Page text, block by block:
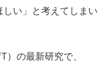
い」と考えてしまい
の最新研究で、